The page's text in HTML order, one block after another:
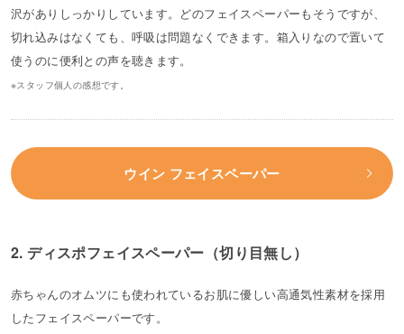
沢がありしっかりしています。どのフェイスペーパーもそうですが、
切れ込みはなくても、呼吸は問題なくできます。箱入りなので置いて
使うのに便利との声を聴きます。
※スタッフ個人の感想です。
ウイン フェイスペーパー
2. ディスポフェイスペーパー（切り目無し）
赤ちゃんのオムツにも使われているお肌に優しい高通気性素材を採用
したフェイスペーパーです。